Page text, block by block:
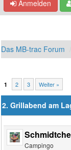
Anmelden
Das MB-trac Forum
1 2 3 Weiter »
2. Grillabend am
Campingo